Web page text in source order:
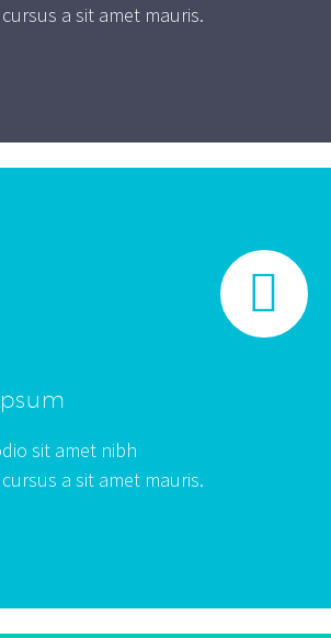
a sit amet mauris.


sit amet nibh
a sit amet mauris.